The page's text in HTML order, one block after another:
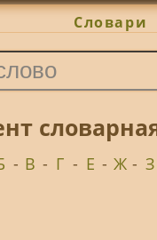
Словари
- В - Г - Е - Ж - З